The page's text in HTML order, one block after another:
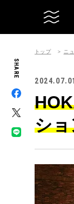
SHARE
トップ ニ
シ